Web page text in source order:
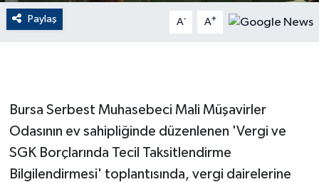
Paylaş A- A+
Bursa Serbest Muhasebeci Mali Müşavirler
Odasının ev sahipliğinde düzenlenen 'Vergi ve
SGK Borçlarında Tecil Taksitlendirme
Bilgilendirmesi' toplantısında, vergi dairelerine
Flaş Haber
Güvenlik